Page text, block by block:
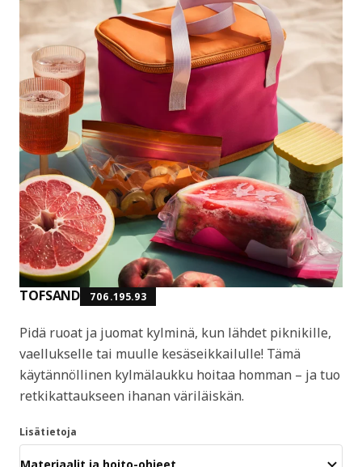
TOFSAND 706.195.93
Pidä ruoat ja juomat kylminä, kun lähdet piknikille,
vaellukselle tai muulle kesäseikkailulle! Tämä
käytännöllinen kylmälaukku hoitaa homman – ja tuo
retkikattaukseen ihanan väriläiskän.
Lisätietoja